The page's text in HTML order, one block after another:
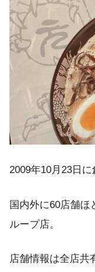
2009年10月23日に
国内外に60店舗
ループ店。
店舗情報は全店共